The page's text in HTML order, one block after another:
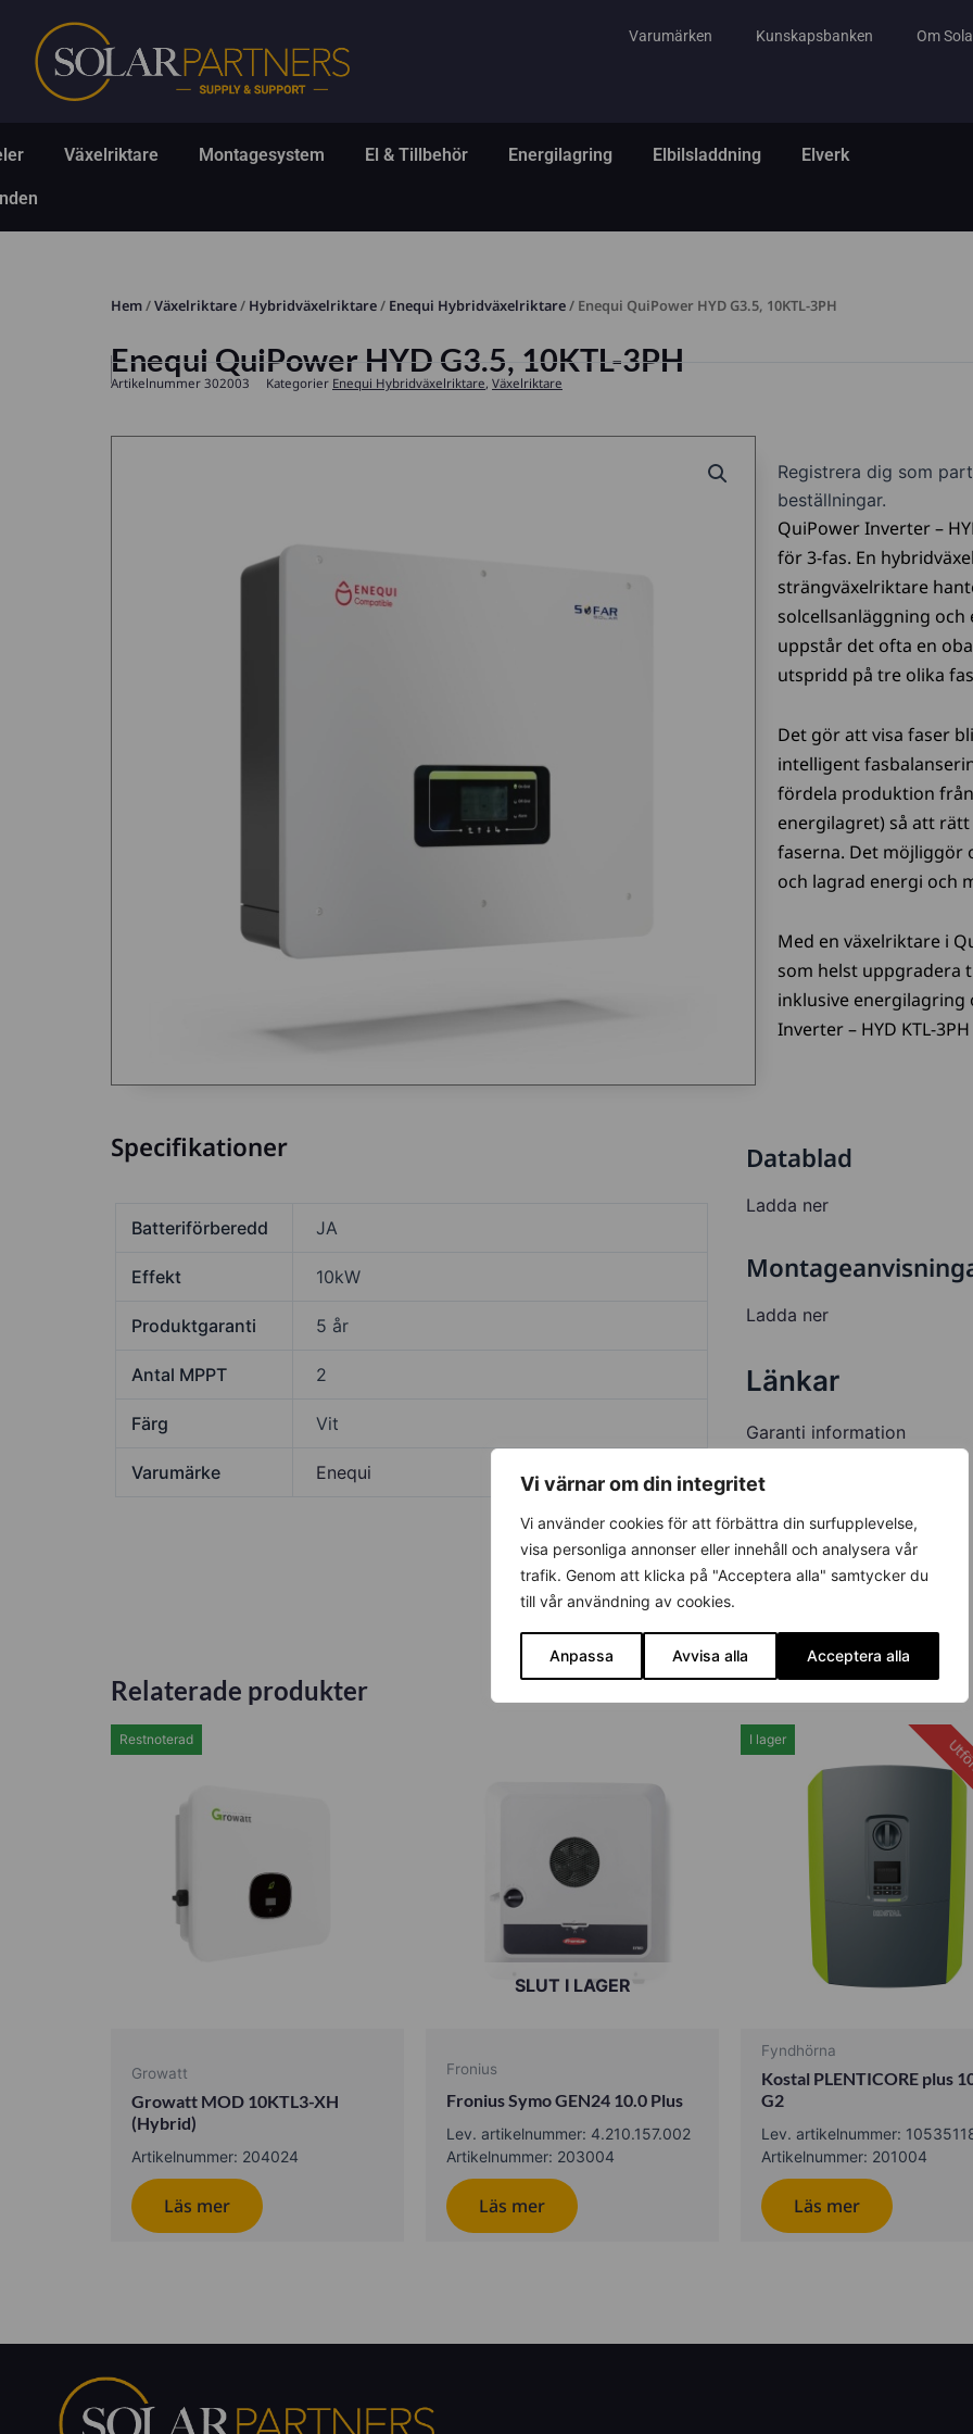
Vi värnar om din integritet
Vi använder cookies för att förbättra din surfupplevelse,
visa personliga annonser eller innehåll och analysera vår
trafik. Genom att klicka på "Acceptera alla" samtycker du
till vår användning av cookies.
Anpassa Avvisa alla Acceptera alla
innehåll
Varumärken Kunskapsbanken Om
Öppna Solpaneler
Växelriktare Öppna Växelriktare
Montagesystem Öppna Montagesystem
El & Tillbehör Öppna El & Tillbehör
Energilagring Öppna Energilagring
Elbilsladdning Öppna Elbilsladdning
Elverk
Hem/Växelriktare/ Hybridväxelriktare/ Enequi Hybridväxelriktare/ Enequi QuiPower HYD G3.5, 10KTL-3PH
Enequi QuiPower HYD G3.5, 10KTL-3PH
Artikelnummer 302003 Kategorier Enequi Hybridväxelriktare, Växelriktare
Registrera dig som
beställningar.
QuiPower Inverter –
för 3-fas. En
strängväxelriktare
solcellsanläggning
uppstår det ofta en
utspridd på tre olika
Det gör att visa faser
intelligent
fördela produktion
energilagret) så att
faserna. Det möjliggör
och lagrad energi och
Med en växelriktare i
som helst uppgradera
inklusive
Inverter – HYD KTL-
Specifikationer
Batteriförberedd JA
Effekt 10kW
Produktgaranti 5 år
Antal MPPT 2
Färg Vit
Varumärke Enequi
Datablad
Ladda ner
Ladda ner
Länkar
Garanti information
Relaterade produkter
Growatt
Growatt MOD 10KTL3-XH
(Hybrid)
Artikelnummer: 204024
Restnoterad
Läs mer
SLUT I LAGER
Fronius
Fronius Symo GEN24 10.0 Plus
Lev. artikelnummer: 4.210.157.002
Artikelnummer: 203004
Läs mer
Fyndhörna
Kostal PLENTICORE plus
G2
Lev. artikelnummer:
Artikelnummer: 201004
I lager
Läs mer